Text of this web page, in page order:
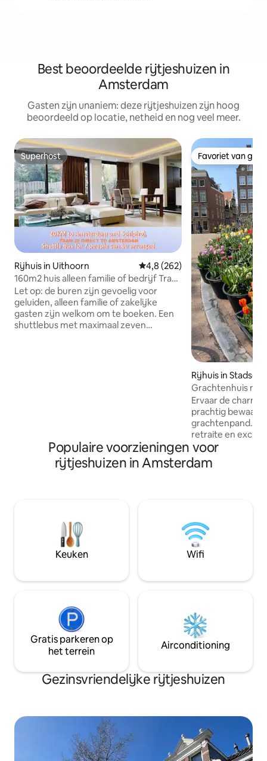
Best beoordeelde rijtjeshuizen in
Amsterdam
Gasten zijn unaniem: deze rijtjeshuizen zijn hoog
beoordeeld op locatie, netheid en nog veel meer.
Superhost
Superhost
Rijhuis in Uithoorn Gemiddelde beoordeling van
4,8 (262)
160m2 huis alleen familie of bedrijf Tram
naar Ams.
Let op: de buren zijn gevoelig voor
geluiden, alleen familie of zakelijke
gasten zijn welkom om te boeken. Een
shuttlebus met maximaal zeven
centrum (500 m van huis)
Favoriet van
Favoriet van
Rijhuis in
Grachtenhuis
centraal
Ervaar de
prachtig bewaard
grachtenpand.
retraite en
betoverende
Gelegen op
Amsterdam
je ontspannen in
Creëer een
een van de
van Amsterdam!
Populaire voorzieningen voor
rijtjeshuizen in Amsterdam
Keuken Wifi
Gratis parkeren op
het terrein
Airconditioning
Gezinsvriendelijke rijtjeshuizen